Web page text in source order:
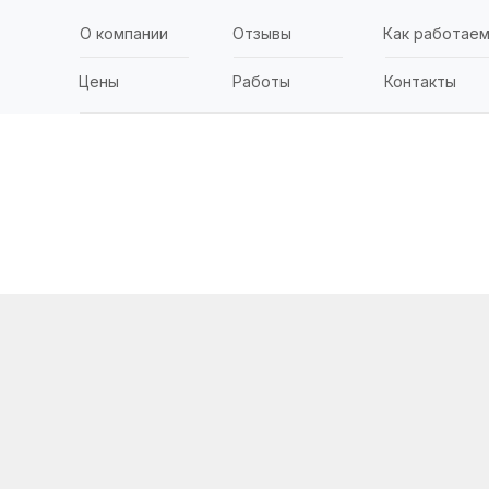
О компании Отзывы Как работаем
Работы Контакты
Цены